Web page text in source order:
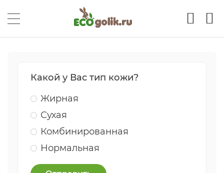
Какой у Вас тип кожи?
Жирная
Сухая
Комбинированная
Нормальная